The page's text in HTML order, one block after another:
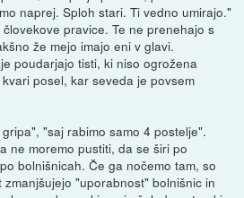
naprej. Sploh stari. Ti vedno umirajo."
pravice. Te ne prenehajo s
že mejo imajo eni v glavi.
poudarjajo tisti, ki niso ogrožena
posel, kar seveda je povsem
"saj rabimo samo 4 postelje".
ne moremo pustiti, da se širi po
bolnišnicah. Če ga nočemo tam, so
"uporabnost" bolnišnic in